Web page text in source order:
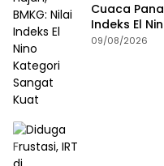
Cuaca
Indeks El
09/08/2026